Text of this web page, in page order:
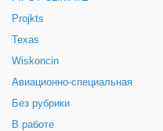
Projkts
Texas
Wiskoncin
Авиационно-специальная
Без рубрики
В работе